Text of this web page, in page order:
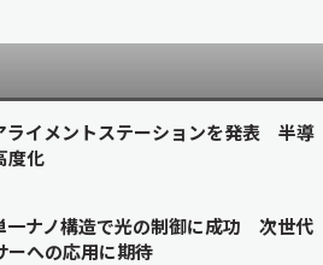
ライメントステーションを発表 半導
度化
一ナノ構造で光の制御に成功 次世代
ーへの応用に期待